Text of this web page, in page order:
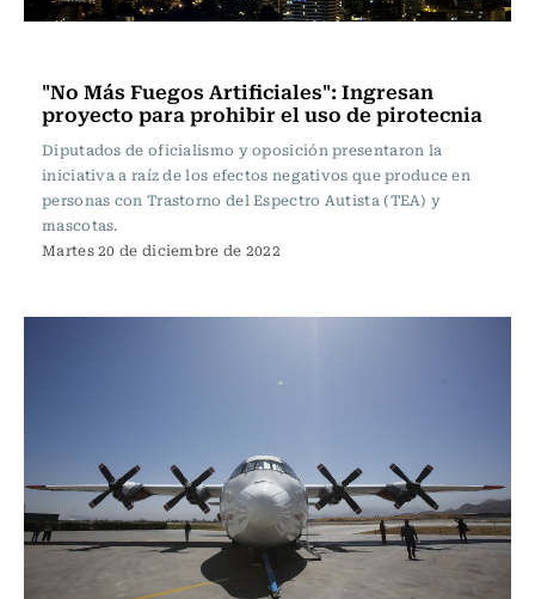
"No Más Fuegos Artificiales": Ingresan
proyecto para prohibir el uso de pirotecnia
Diputados de oficialismo y oposición presentaron la
iniciativa a raíz de los efectos negativos que produce en
personas con Trastorno del Espectro Autista (TEA) y
mascotas.
Martes 20 de diciembre de 2022